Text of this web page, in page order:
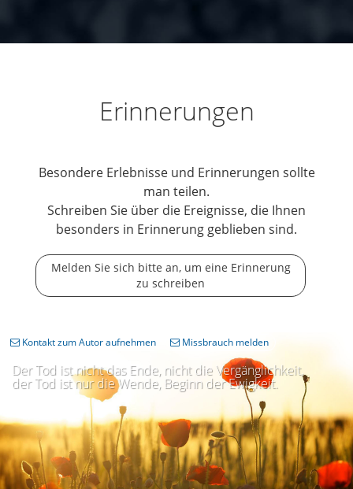
Erinnerungen
Besondere Erlebnisse und Erinnerungen sollte
man teilen.
Schreiben Sie über die Ereignisse, die Ihnen
besonders in Erinnerung geblieben sind.
Melden Sie sich bitte an, um eine Erinnerung
zu schreiben
Der Tod ist nicht das Ende, nicht die Vergänglichkeit,
der Tod ist nur die Wende, Beginn der Ewigkeit.
Kontakt zum Autor aufnehmen Missbrauch melden